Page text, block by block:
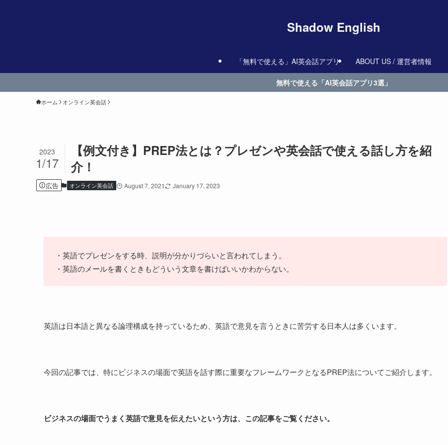
Shadow English
「無料で使える」AI英会話アプリ ABOUT US / 運営者情報
無料で使える「AI英会話アプリ3選」
ホーム オンライン英会話
【例文付き】PREP法とは？プレゼンや英会話で使える話し方を紹
介！
2023
1/17
広告 オンライン英会話 August 7, 2021 January 17, 2023
・英語でプレゼンをする時、説明が分かりづらいと言われてしまう。
・英語のメールを書くときもどういう文章を書けばいいかわからない。
英語は日本語と異なる論理構成を持っているため、英語で意見を言うときに苦労する日本人は多くいます。
今回の記事では、特にビジネスの場面で英語を話す際に重要なフレームワークとなるPREP法についてご紹介します。
ビジネスの場面でうまく英語で意見を伝え たいという方は、この記事をご覧ください。